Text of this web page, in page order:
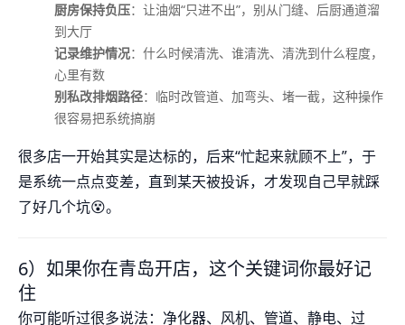
厨房保持负压：让油烟“只进不出”，别从门缝、后厨通道溜
到大厅
记录维护情况：什么时候清洗、谁清洗、清洗到什么程度，
心里有数
别私改排烟路径：临时改管道、加弯头、堵一截，这种操作
很容易把系统搞崩
很多店一开始其实是达标的，后来“忙起来就顾不上”，于
是系统一点点变差，直到某天被投诉，才发现自己早就踩
了好几个坑😵。
6）如果你在青岛开店，这个关键词你最好记
住
你可能听过很多说法：净化器、风机、管道、静电、过